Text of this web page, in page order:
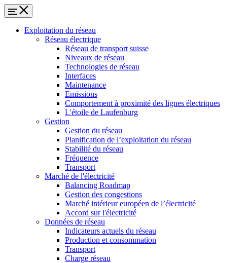
Exploitation du réseau
Réseau électrique
Réseau de transport suisse
Niveaux de réseau
Technologies de réseau
Interfaces
Maintenance
Emissions
Comportement à proximité des lignes électriques
L'étoile de Laufenburg
Gestion
Gestion du réseau
Planification de l’exploitation du réseau
Stabilité du réseau
Fréquence
Transport
Marché de l'électricité
Balancing Roadmap
Gestion des congestions
Marché intérieur européen de l’électricité
Accord sur l'électricité
Données de réseau
Indicateurs actuels du réseau
Production et consommation
Transport
Charge réseau